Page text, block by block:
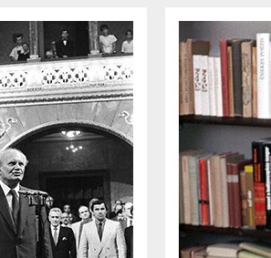
GÖNCZ ÁRPÁD
MŰVEI
GÖNCZ ÁRPÁD
MŰFORDÍTÁSAI